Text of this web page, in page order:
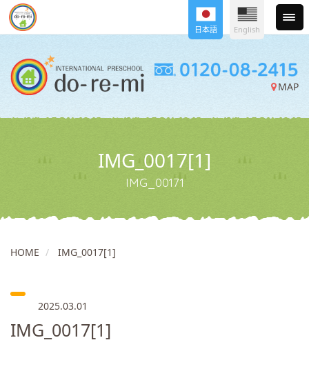
MAP
日本語 English
IMG_0017[1]
IMG_00171
HOME IMG_0017[1]
2025.03.01
IMG_0017[1]